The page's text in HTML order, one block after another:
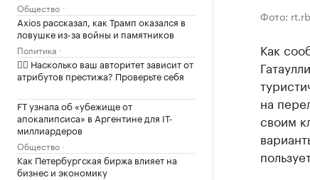
Общество
Axios рассказал, как Трамп оказался в
ловушке из-за войны и памятников
Политика
✍🏻 Насколько ваш авторитет зависит от
атрибутов престижа? Проверьте себя
FT узнала об «убежище от
апокалипсиса» в Аргентине для IT-
миллиардеров
Общество
Как Петербургская биржа влияет на
бизнес и экономику
Фото:
Как
на
своим